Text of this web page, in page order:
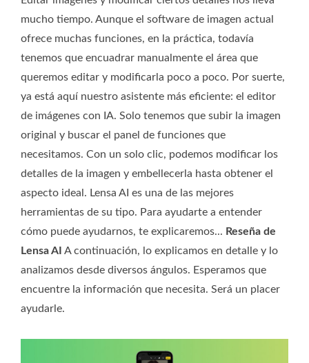
mucho tiempo. Aunque el software de imagen actual
ofrece muchas funciones, en la práctica, todavía
tenemos que encuadrar manualmente el área que
queremos editar y modificarla poco a poco. Por suerte,
ya está aquí nuestro asistente más eficiente: el editor
de imágenes con IA. Solo tenemos que subir la imagen
original y buscar el panel de funciones que
necesitamos. Con un solo clic, podemos modificar los
detalles de la imagen y embellecerla hasta obtener el
aspecto ideal. Lensa AI es una de las mejores
herramientas de su tipo. Para ayudarte a entender
cómo puede ayudarnos, te explicaremos... Reseña de
Lensa AI A continuación, lo explicamos en detalle y lo
analizamos desde diversos ángulos. Esperamos que
encuentre la información que necesita. Será un placer
ayudarle.